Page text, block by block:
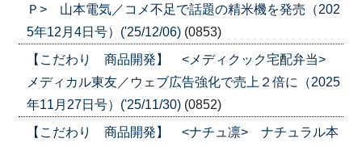
Ｐ> 山本電気／コメ不足で話題の精米機を発売（202
5年12月4日号）('25/12/06) (0853)
【こだわり 商品開発】 <メディクック宅配弁当>
メディカル東友／ウェブ広告強化で売上２倍に（2025
年11月27日号）('25/11/30) (0852)
【こだわり 商品開発】 <ナチュ凛> ナチュラル本